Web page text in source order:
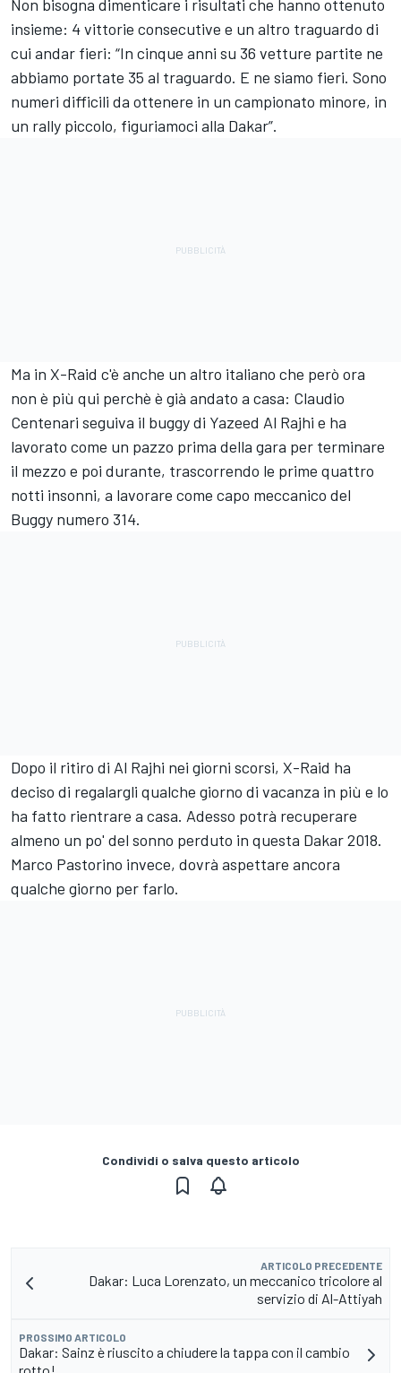
Non bisogna dimenticare i risultati che hanno ottenuto
insieme: 4 vittorie consecutive e un altro traguardo di
cui andar fieri: “In cinque anni su 36 vetture partite ne
abbiamo portate 35 al traguardo. E ne siamo fieri. Sono
numeri difficili da ottenere in un campionato minore, in
un rally piccolo, figuriamoci alla Dakar”.
Ma in X-Raid c'è anche un altro italiano che però ora
non è più qui perchè è già andato a casa: Claudio
Centenari seguiva il buggy di Yazeed Al Rajhi e ha
lavorato come un pazzo prima della gara per terminare
il mezzo e poi durante, trascorrendo le prime quattro
notti insonni, a lavorare come capo meccanico del
Buggy numero 314.
Dopo il ritiro di Al Rajhi nei giorni scorsi, X-Raid ha
deciso di regalargli qualche giorno di vacanza in più e lo
ha fatto rientrare a casa. Adesso potrà recuperare
almeno un po' del sonno perduto in questa Dakar 2018.
Marco Pastorino invece, dovrà aspettare ancora
qualche giorno per farlo.
Condividi o salva questo articolo
ARTICOLO PRECEDENTE
Dakar: Luca Lorenzato, un meccanico tricolore al
servizio di Al-Attiyah
PROSSIMO ARTICOLO
Dakar: Sainz è riuscito a chiudere la tappa con il cambio